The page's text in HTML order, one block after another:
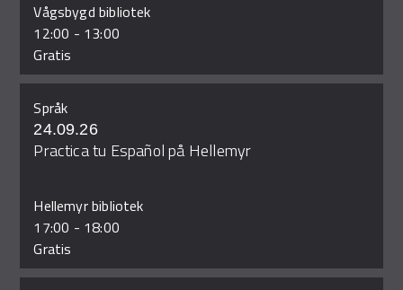
Vågsbygd bibliotek
12:00 - 13:00
Gratis
Språk
24.09.26
Practica tu Español på Hellemyr
Hellemyr bibliotek
17:00 - 18:00
Gratis